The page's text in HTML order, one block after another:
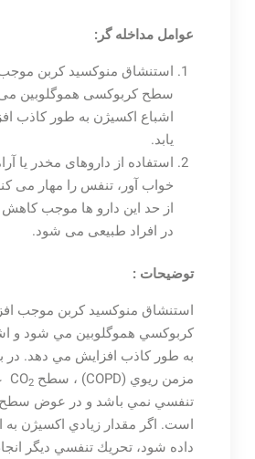
عوامل مداخله گر:
استنشاق منوکسید کربن
سطح کربوکسی هموگلوبین
اشباع اکسیژن به طور کاذب
یابد.
استفاده از داروهای مخدر یا
خواب آور، تنفس را مهار می
از حد این دارو ها موجب کاهش
در افراد طبیعی می شود.
توضيحات :
استنشاق منوكسيد كربن موجب
كربوكسي هموگلوبين مي شود و
به طور كاذب افزايش مي دهد. در
مزمن ريوي (COPD) ، سطح ‍‍CO
2
تنفسي نمي باشد و در عوض سطح O
است. اگر مقدار زيادي اكسيژن به
داده شود، تحريك تنفسي ديگر